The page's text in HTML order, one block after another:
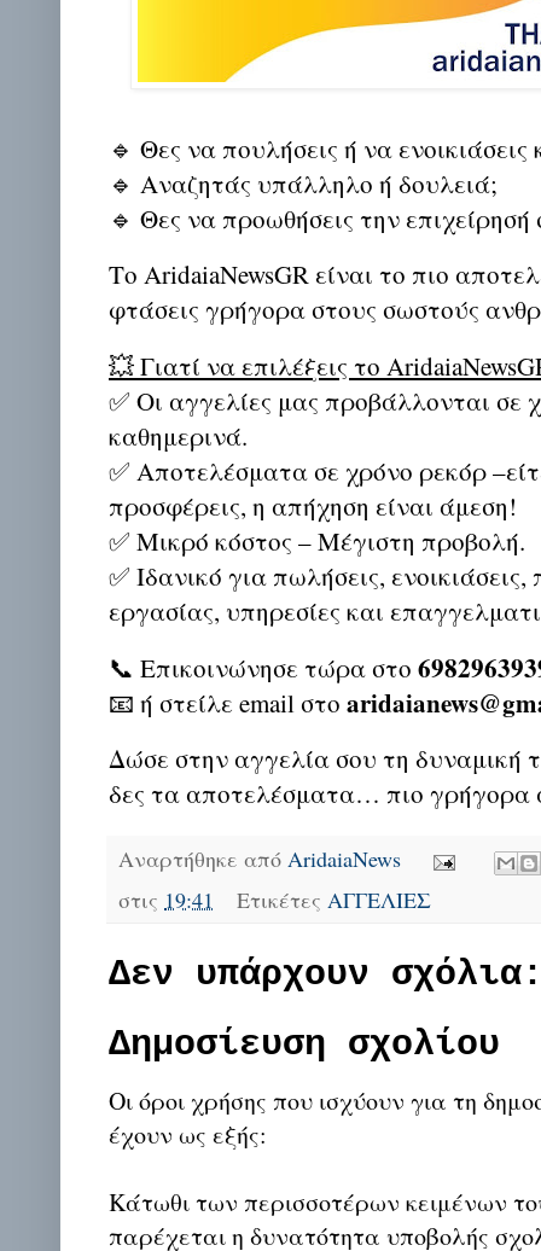
🔹 Θες να πουλήσεις ή να ενοικιάσεις
🔹 Αναζητάς υπάλληλο ή δουλειά;
🔹 Θες να προωθήσεις την
Το AridaiaNewsGR είναι το πιο
φτάσεις γρήγορα στους σωστούς
💥 Γιατί να επιλέξεις το
✅ Οι αγγελίες μας προβάλλονται σε
καθημερινά.
✅ Αποτελέσματα σε χρόνο ρεκόρ
προσφέρεις, η απήχηση είναι άμεση!
✅ Μικρό κόστος – Μέγιστη προβολή.
✅ Ιδανικό για πωλήσεις,
εργασίας, υπηρεσίες και
📞 Επικοινώνησε τώρα στο
📧 ή στείλε email στο
Δώσε στην αγγελία σου τη δυναμική
δες τα αποτελέσματα… πιο γρήγορα
Αναρτήθηκε από AridaiaNews
στις 19:41 Ετικέτες ΑΓΓΕΛΙΕΣ
Δεν υπάρχουν
Δημοσίευση σχολίου
Οι όροι χρήσης που ισχύουν για τη
έχουν ως εξής:
Κάτωθι των περισσοτέρων κειμένων
παρέχεται η δυνατότητα υποβολής